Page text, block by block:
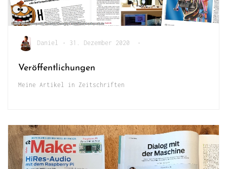
Daniel • 31. Dezember 2020 •
Veröffentlichungen
Meine Artikel in Zeitschriften